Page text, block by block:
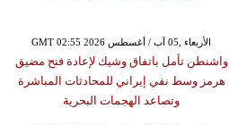
GMT 02:55 2026 الأربعاء ,05 آب / أغسطس
واشنطن تأمل باتفاق وشيك لإعادة فتح مضيق
هرمز وسط نفي إيراني للمحادثات المباشرة
وتصاعد الهجمات البحرية